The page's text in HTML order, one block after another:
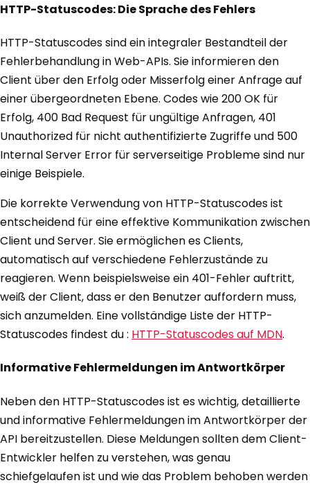
HTTP-Statuscodes: Die Sprache des Fehlers
HTTP-Statuscodes sind ein integraler Bestandteil der
Fehlerbehandlung in Web-APIs. Sie informieren den
Client über den Erfolg oder Misserfolg einer Anfrage auf
einer übergeordneten Ebene. Codes wie 200 OK für
Erfolg, 400 Bad Request für ungültige Anfragen, 401
Unauthorized für nicht authentifizierte Zugriffe und 500
Internal Server Error für serverseitige Probleme sind nur
einige Beispiele.
Die korrekte Verwendung von HTTP-Statuscodes ist
entscheidend für eine effektive Kommunikation zwischen
Client und Server. Sie ermöglichen es Clients,
automatisch auf verschiedene Fehlerzustände zu
reagieren. Wenn beispielsweise ein 401-Fehler auftritt,
weiß der Client, dass er den Benutzer auffordern muss,
sich anzumelden. Eine vollständige Liste der HTTP-
Statuscodes findest du : HTTP-Statuscodes auf MDN.
Informative Fehlermeldungen im Antwortkörper
Neben den HTTP-Statuscodes ist es wichtig, detaillierte
und informative Fehlermeldungen im Antwortkörper der
API bereitzustellen. Diese Meldungen sollten dem Client-
Entwickler helfen zu verstehen, was genau
schiefgelaufen ist und wie das Problem behoben werden